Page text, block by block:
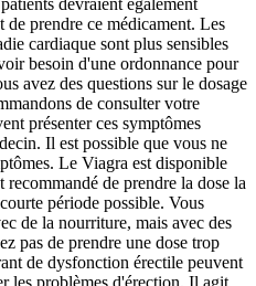
devraient également
de prendre ce médicament. Les
cardiaque sont plus sensibles
besoin d'une ordonnance pour
avez des questions sur le dosage
de consulter votre
présenter ces symptômes
Il est possible que vous ne
Le Viagra est disponible
recommandé de prendre la dose la
période possible. Vous
de la nourriture, mais avec des
pas de prendre une dose trop
de dysfonction érectile peuvent